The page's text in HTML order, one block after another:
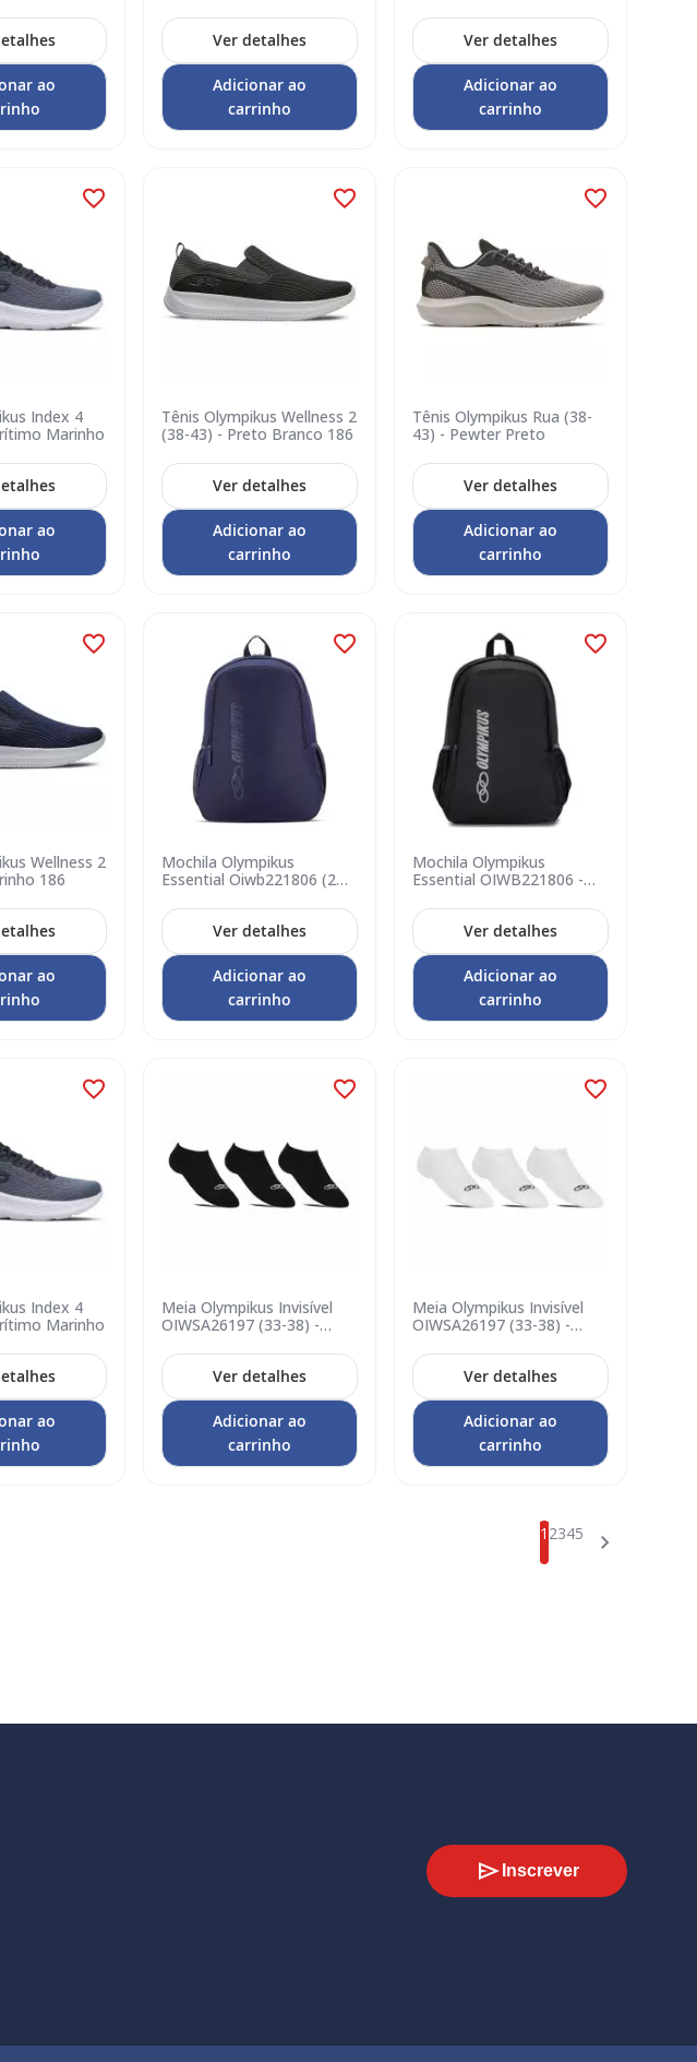
ao
Ver detalhes
Adicionar ao
carrinho
Ver detalhes
Adicionar ao
carrinho
Index 4
Marinho
ao
Tênis Olympikus Wellness 2
(38-43) - Preto Branco 186
Ver detalhes
Adicionar ao
carrinho
Tênis Olympikus Rua (38-
43) - Pewter Preto
Ver detalhes
Adicionar ao
carrinho
Wellness 2
186
ao
Mochila Olympikus
Essential Oiwb221806 (2
Ver detalhes
Adicionar ao
carrinho
Mochila Olympikus
Essential OIWB221806 -
Ver detalhes
Adicionar ao
carrinho
Index 4
Marinho
ao
Meia Olympikus Invisível
OIWSA26197 (33-38) -
Ver detalhes
Adicionar ao
carrinho
Meia Olympikus Invisível
OIWSA26197 (33-38) -
Ver detalhes
Adicionar ao
carrinho
Página
Você esta lendo a
1 Página
2Página
3Página
4Página
5
Inscrever